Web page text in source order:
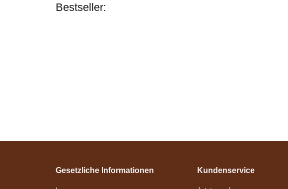
Bestseller:
Gesetzliche Informationen Kundenservice